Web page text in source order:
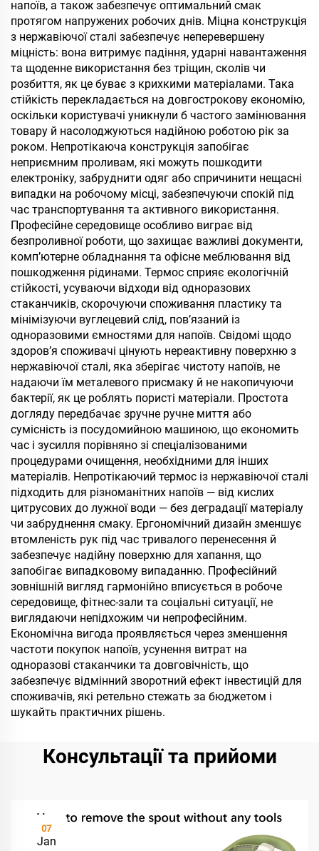
напоїв, а також забезпечує оптимальний смак
протягом напружених робочих днів. Міцна конструкція
з нержавіючої сталі забезпечує неперевершену
міцність: вона витримує падіння, ударні навантаження
та щоденне використання без тріщин, сколів чи
розбиття, як це буває з крихкими матеріалами. Така
стійкість перекладається на довгострокову економію,
оскільки користувачі уникнули б частого замінювання
товару й насолоджуються надійною роботою рік за
роком. Непротікаюча конструкція запобігає
неприємним проливам, які можуть пошкодити
електроніку, забруднити одяг або спричинити нещасні
випадки на робочому місці, забезпечуючи спокій під
час транспортування та активного використання.
Професійне середовище особливо виграє від
безпроливної роботи, що захищає важливі документи,
комп’ютерне обладнання та офісне меблювання від
пошкодження рідинами. Термос сприяє екологічній
стійкості, усуваючи відходи від одноразових
стаканчиків, скорочуючи споживання пластику та
мінімізуючи вуглецевий слід, пов’язаний із
одноразовими ємностями для напоїв. Свідомі щодо
здоров’я споживачі цінують нереактивну поверхню з
нержавіючої сталі, яка зберігає чистоту напоїв, не
надаючи їм металевого присмаку й не накопичуючи
бактерії, як це роблять пористі матеріали. Простота
догляду передбачає зручне ручне миття або
сумісність із посудомийною машиною, що економить
час і зусилля порівняно зі спеціалізованими
процедурами очищення, необхідними для інших
матеріалів. Непротікаючий термос із нержавіючої сталі
підходить для різноманітних напоїв — від кислих
цитрусових до лужної води — без деградації матеріалу
чи забруднення смаку. Ергономічний дизайн зменшує
втомленість рук під час тривалого перенесення й
забезпечує надійну поверхню для хапання, що
запобігає випадковому випаданню. Професійний
зовнішній вигляд гармонійно вписується в робоче
середовище, фітнес-зали та соціальні ситуації, не
виглядаючи непідхожим чи непрофесійним.
Економічна вигода проявляється через зменшення
частоти покупок напоїв, усунення витрат на
одноразові стаканчики та довговічність, що
забезпечує відмінний зворотний ефект інвестицій для
споживачів, які ретельно стежать за бюджетом і
шукайть практичних рішень.
Консультації та прийоми
07
Jan